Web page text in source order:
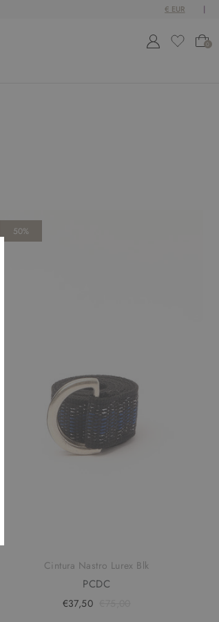
0
50%
Cintura Nastro Lurex Blk
PCDC
€37,50